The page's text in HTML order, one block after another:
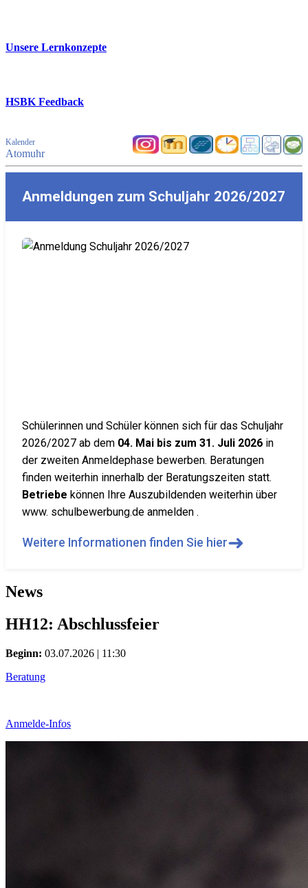
Unsere Lernkonzepte
HSBK Feedback
Kalender
Atomuhr
Anmeldungen zum Schuljahr 2026/2027
Schülerinnen und Schüler können sich für das Schuljahr
2026/2027 ab dem 04. Mai bis zum 31. Juli 2026 in
der zweiten Anmeldephase bewerben. Beratungen
finden weiterhin innerhalb der Beratungszeiten statt.
Betriebe können Ihre Auszubildenden weiterhin über
www. schulbewerbung.de anmelden .
Weitere Informationen finden Sie hier➜
News
HH12: Abschlussfeier
Beginn: 03.07.2026 | 11:30
Beratung
Anmelde-Infos